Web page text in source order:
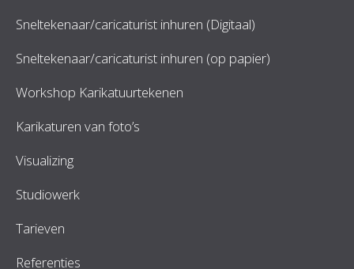
Sneltekenaar/caricaturist inhuren (Digitaal)
Sneltekenaar/caricaturist inhuren (op papier)
Workshop Karikatuurtekenen
Karikaturen van foto’s
Visualizing
Studiowerk
Tarieven
Referenties